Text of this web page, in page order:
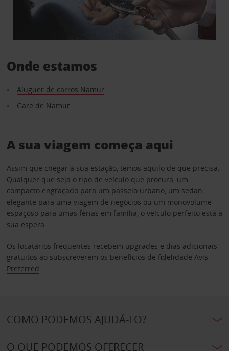
Onde estamos
Aluguer de carros Namur
Gare de Namur
A sua viagem começa aqui
Assim que chegar à sua estação, temos aquilo de que precisa.
Qualquer que seja o tipo de veículo que procura, um
compacto engraçado para um passeio urbano, um sedan
elegante para uma viagem de negócios ou um monovolume
espaçoso para umas férias em família, o veículo perfeito está à
sua espera.
Os locatários frequentes recebem upgrades e dias adicionais
gratuitos ao subscreverem os benefícios de fidelidade Avis
Preferred.
COMO PODEMOS AJUDÁ-LO?
O QUE PODEMOS OFERECER